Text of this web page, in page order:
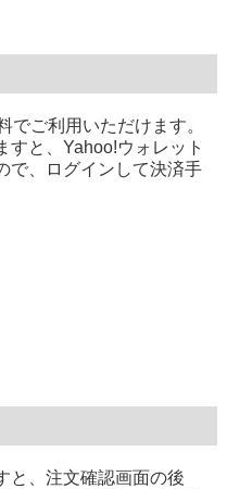
でご利用いただけます。
すと、Yahoo!ウォレット
で、ログインして決済手
と、注文確認画面の後